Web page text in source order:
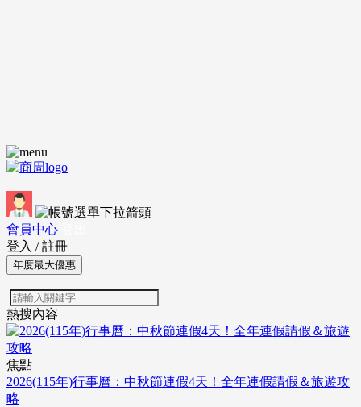
會員中心
登入 / 註冊
年度最大優惠
熱搜內容
焦點
2026(115年)行事曆：中秋節連假4天！全年連假請假＆旅遊攻
略